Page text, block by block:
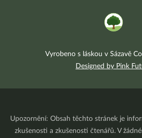
Vyrobeno s láskou v Sázavě
Designed by Pink
Upozornění: Obsah těchto stránek je
zkušenosti a zkušenosti čtenářů. V